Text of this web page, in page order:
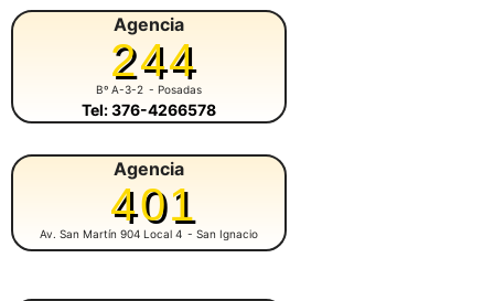
Agencia
244
Bº A-3-2 - Posadas
Tel: 376-4266578
Agencia
401
Av. San Martín 904 Local 4 - San Ignacio